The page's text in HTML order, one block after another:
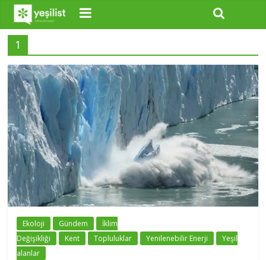
1
Ekoloji Gündem
İklim
Değişikliği
Kent Topluluklar Yenilenebilir Enerji
Yeşil
alanlar